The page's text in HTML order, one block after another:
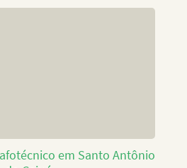
em Santo Antônio